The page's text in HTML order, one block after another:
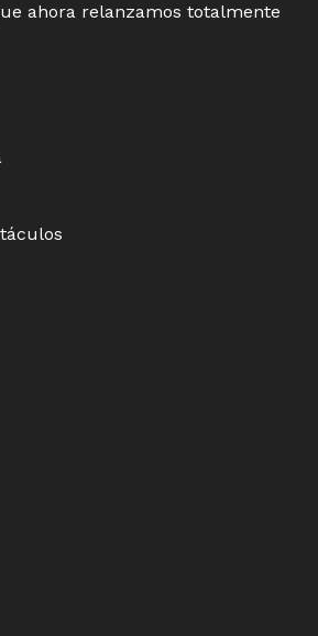
ahora relanzamos totalmente